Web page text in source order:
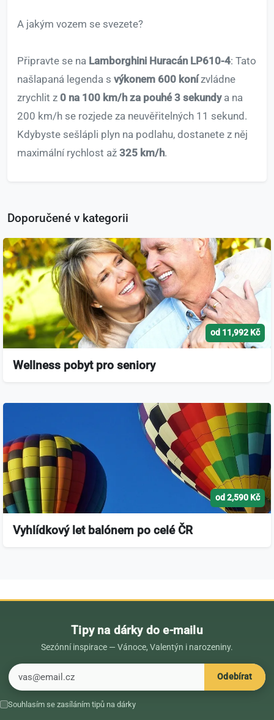
A jakým vozem se svezete?
Připravte se na Lamborghini Huracán LP610-4: Tato
našlapaná legenda s výkonem 600 konízvládne
zrychlit z 0 na 100 km/h za pouhé 3 sekundya na
200 km/h se rozjede za neuvěřitelných 11 sekund.
Kdybyste sešlápli plyn na podlahu, dostanete z něj
maximální rychlost až 325 km/h.
Doporučené v kategorii
od 11,992 Kč
Wellness pobyt pro seniory
od 2,590 Kč
Vyhlídkový let balónem po celé ČR
Tipy na dárky do e-mailu
Sezónní inspirace — Vánoce, Valentýn i narozeniny.
Odebírat
Souhlasím se zasíláním tipů na dárky